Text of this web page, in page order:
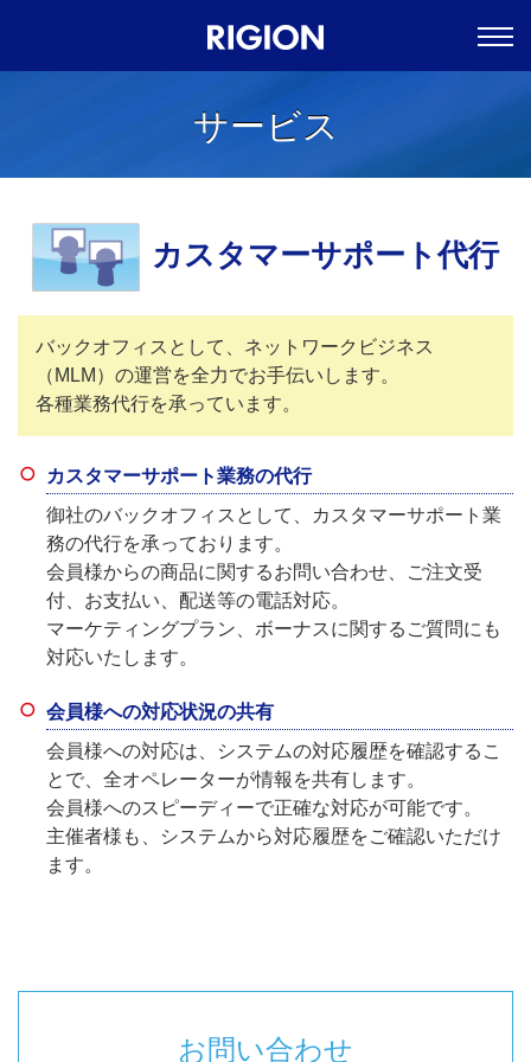
サービス
カスタマーサポート代行
バックオフィスとして、ネットワークビジネス
（MLM）の運営を全力でお手伝いします。
各種業務代行を承っています。
カスタマーサポート業務の代行
御社のバックオフィスとして、カスタマーサポート業
務の代行を承っております。
会員様からの商品に関するお問い合わせ、ご注文受
付、お支払い、配送等の電話対応。
マーケティングプラン、ボーナスに関するご質問にも
対応いたします。
会員様への対応状況の共有
会員様への対応は、システムの対応履歴を確認するこ
とで、全オペレーターが情報を共有します。
会員様へのスピーディーで正確な対応が可能です。
主催者様も、システムから対応履歴をご確認いただけ
ます。
お問い合わせ